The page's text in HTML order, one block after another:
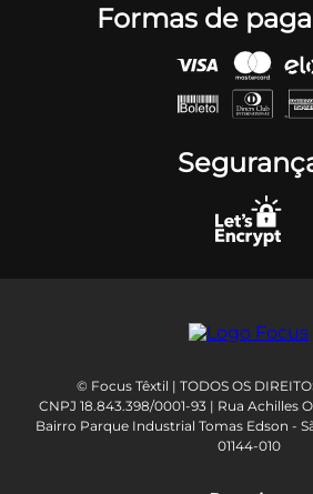
Formas de
© Focus Têxtil | TODOS OS
CNPJ 18.843.398/0001-93 | Rua Achilles
Bairro Parque Industrial Tomas Edson -
01144-010